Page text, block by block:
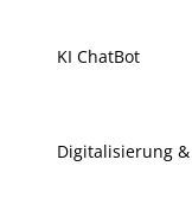
KI ChatBot
Digitalisierung &